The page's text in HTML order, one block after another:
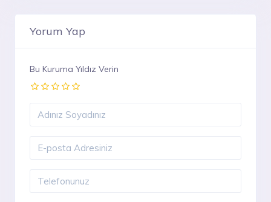
Yorum Yap
Bu Kuruma Yıldız Verin